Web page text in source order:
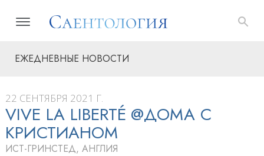
ЕЖЕДНЕВНЫЕ НОВОСТИ
22 СЕНТЯБРЯ 2021 Г.
VIVE LA LIBERTÉ @ДОМА С
КРИСТИАНОМ
ИСТ-ГРИНСТЕД, АНГЛИЯ